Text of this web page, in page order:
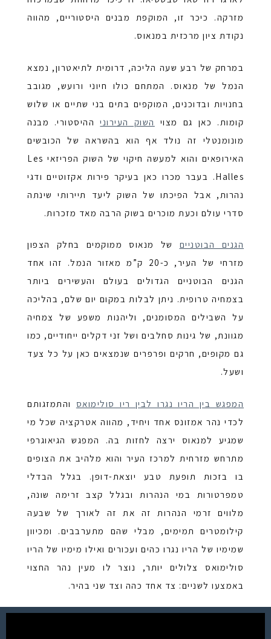
מזרקה. כיכר זו, המוקפת מבנים היסטוריים, מהווה
נקודת ציון מרכזית במנאוס.
במרחק של רבע שעה הליכה, דרומית לתיאטרון, נמצא
הנמל של מנאוס. המתחם כולו חיוני ורועש, מגובב
בחנויות ובדוכנים, המוקפים בתים בני שתיים או שלוש
קומות. כאן גם מצוי
השוק העירוניההיסטורי. מבנה
מונומנטלי זה נולד אף הוא בהשראה של הכובשים
האירופאים והוא למעשה חיקוי של השוק הפריזאי Les
Halles. בעבר מכרו כאן בעיקר פירות אקזוטיים ודגי
נהרות, אבל הפיכתו של השוק ליעד תיירותי שינתה
סדרי עולם וכעת מוכרים בשוק הרבה מאד מזכרות.
הגנים הבוטניים של מנאוס ממוקמים בחלק הצפון
מזרחי של העיר, כ-20 ק”מ מאזור הנמל. זהו אחד
הגנים הבוטניים הגדולים בעולם והעשירים ביותר
בצמחיה טרופית. ניתן לבלות במקום יום שלם, בהליכה
על השבילים המסומנים, וליהנות משפע של צמחיה
מגוונת, של גינות סחלבים ושל זני דקלים ייחודיים, כמו
גם מקופים, חרקים ופרפרים שנמצאים כאן על כל צעד
ושעל.
המפגש בין הריו נגרו לבין ריו סולימואס והתמזגותם
לכדי נהר אמזונס אחד ויחיד, מהווה אטרקציה שכל מי
שמגיע למנאוס ירצה לחזות בה. המפגש הגיאוגרפי
מתרחש מזרחית למרכז העיר והוא מלהיב את הצופים
בו בזכות תופעת טבע יוצאת-דופן. בגלל הבדלי
טמפרטורות במי הנהרות ובגלל קצב זרימה שונה,
מלווים זרמי הנהרות זה את זה לאורך של שבעה
קילומטרים תמימים, מבלי שהם מתערבבים. ומכיוון
שמימיו של הריו נגרו כהים ועכורים ואילו מימיו של הריו
סולימואס צלולים יותר, נוצר לו מעין נהר החצוי
באמצעו לשניים: צד אחד כהה וצד שני בהיר.